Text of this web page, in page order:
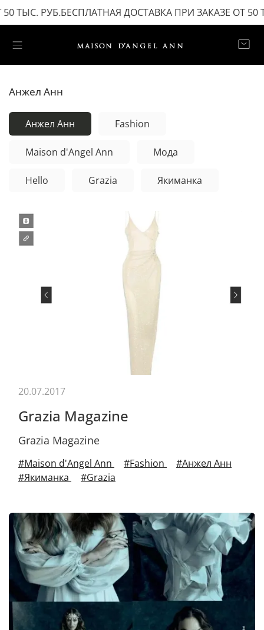
ТЫС. РУБ.БЕСПЛАТНАЯ ДОСТАВКА ПРИ ЗАКАЗЕ ОТ 50
Анжел Анн
Анжел Анн Fashion
Maison d'Angel Ann Мода
Hello Grazia Якиманка
Grazia Magazine
Grazia Magazine
20.07.2017
#Maison d'Angel Ann #Fashion
#Анжел Анн
#Якиманка
#Grazia